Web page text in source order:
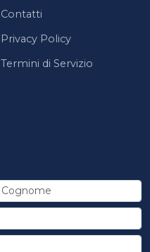
Contatti
Privacy Policy
Termini di Servizio